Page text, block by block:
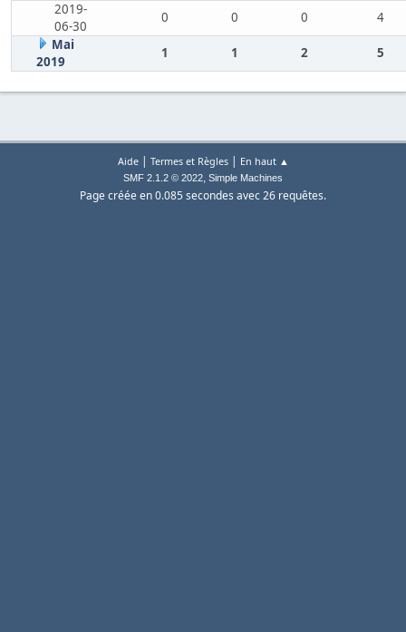
2019-
06-30
0 0 0
4
Mai
2019
1 1 2 5
Aide| Termes et Règles| En haut ▲
SMF 2.1.2 © 2022, Simple Machines
Page créée en 0.085 secondes avec 26 requêtes.